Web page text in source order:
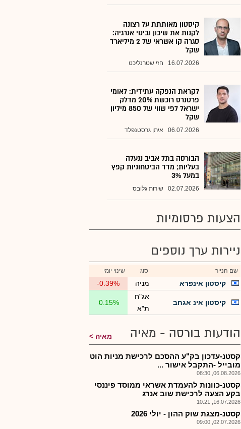
קיסטון מאותתת על רצונה
לקנות את שיכון ובינוי אנרגיה:
סגרה קו אשראי של 2 מיליארד
שקל
16.07.2026 חזי שטרנליכט
לקראת הנפקה עתידית: לאומי
פרטנרס רוכשת 20% מדלק
ישראל לפי שווי של 850 מיליון
שקל
06.07.2026 איתן גרסטנפלד
הבורסה בתל אביב ננעלה
בעליות; מדד הביטחוניות קפץ
במעל 3%
02.07.2026 שירות גלובס
הצעות פרסומיות
ניירות ערך נוספים
שם הנייר סוג שינוי יומי
קיסטון אינפרא מניה -0.39%
קיסטון אינ אגחב
אג"ח
ת"א
0.15%
הודעות בורסה - מאיה מאיה
קסטנ-עדכון בק"ע ההסכם לרכישת מניות הוט
מובייל -התקבל אישור ...
06.08.2026, 08:30
קסטנ-כוונות להעמדת אשראי ממוסד פיננסי
בקע הצעה לרכישת שוב אנרג
16.07.2026, 10:21
קסטנ-מצגת שוק ההון - יולי 2026
02.07.2026, 09:00